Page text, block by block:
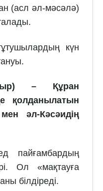
(асл әл-мәсәлә)
күн
– Құран
қолданылатын
әл-Кәсәидің
Ол «мақтауға
білдіреді.